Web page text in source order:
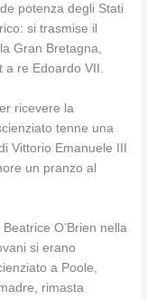
potenza degli Stati
si trasmise il
Gran Bretagna,
a re Edoardo VII.
ricevere la
tenne una
Vittorio Emanuele III
un pranzo al
O’Brien nella
si erano
a Poole,
rimasta